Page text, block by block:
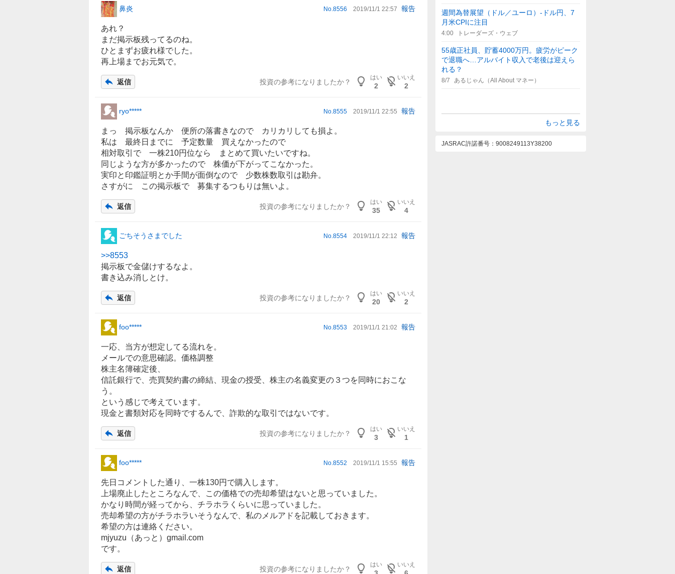
鼻炎 No. 8556 2019/11/1 22:57 報告
あれ？
まだ掲示板残ってるのね。
ひとまずお疲れ様でした。
再上場までお元気で。
返信 投資の参考になりましたか？
はい
2
いいえ
2
ryo***** No. 8555 2019/11/1 22:55 報告
まっ 掲示板なんか 便所の落書きなので カリカリしても損よ。
私は 最終日までに 予定数量 買えなかったので
相対取引で 一株210円位なら まとめて買いたいですね。
同じような方が多かったので 株価が下がってこなかった。
実印と印鑑証明とか手間が面倒なので 少数株数取引は勘弁。
さすがに この掲示板で 募集するつもりは無いよ。
返信 投資の参考になりましたか？
はい
35
いいえ
4
ごちそうさまでした No. 8554 2019/11/1 22:12 報告
>>8553
掲示板で金儲けするなよ。
書き込み消しとけ。
返信 投資の参考になりましたか？
はい
20
いいえ
2
foo***** No. 8553 2019/11/1 21:02 報告
一応、当方が想定してる流れを。
メールでの意思確認。価格調整
株主名簿確定後、
信託銀行で、売買契約書の締結、現金の授受、株主の名義変更の３つを同時におこな
う。
という感じで考えています。
現金と書類対応を同時でするんで、詐欺的な取引ではないです。
返信 投資の参考になりましたか？
はい
3
いいえ
1
foo***** No. 8552 2019/11/1 15:55 報告
先日コメントした通り、一株130円で購入します。
上場廃止したところなんで、この価格での売却希望はないと思っていました。
かなり時間が経ってから、チラホラくらいに思っていました。
売却希望の方がチラホラいそうなんで、私のメルアドを記載しておきます。
希望の方は連絡ください。
mjyuzu（あっと）gmail.com
です。
返信 投資の参考になりましたか？
はい いいえ
週間為替展望（ドル／ユーロ）-ドル円、7
月米CPIに注目
4:00 トレーダーズ・ウェブ
55歳正社員、貯蓄4000万円。疲労がピーク
で退職へ…アルバイト収入で老後は迎えら
れる？
8/7 あるじゃん（All About マネー）
もっと見る
JASRAC許諾番号 9008249113Y38200